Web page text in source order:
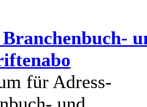
für Adress-